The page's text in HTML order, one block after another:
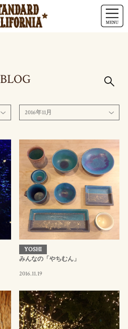
BLOG
2016年11月
YOSHI
みんなの「やちむん」
2016.11.19